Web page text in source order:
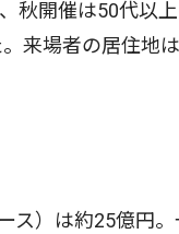
秋開催は50代以
来場者の居住地
）は約25億円